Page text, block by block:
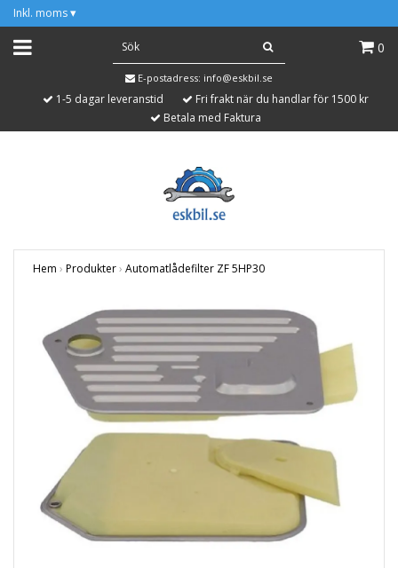
Inkl. moms ▾
0
E-postadress: info@eskbil.se
1-5 dagar leveranstid
Fri frakt när du handlar för 1500 kr
Betala med Faktura
Hem › Produkter› Automatlådefilter ZF 5HP30